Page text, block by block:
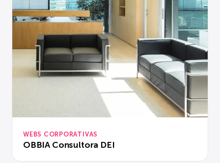
WEBS CORPORATIVAS
OBBIA Consultora DEI